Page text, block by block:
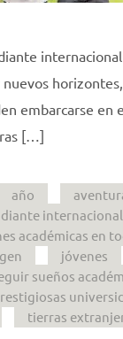
embarcarse en
[…]
año
internacional
académicas en
jóvenes
sueños
tierras